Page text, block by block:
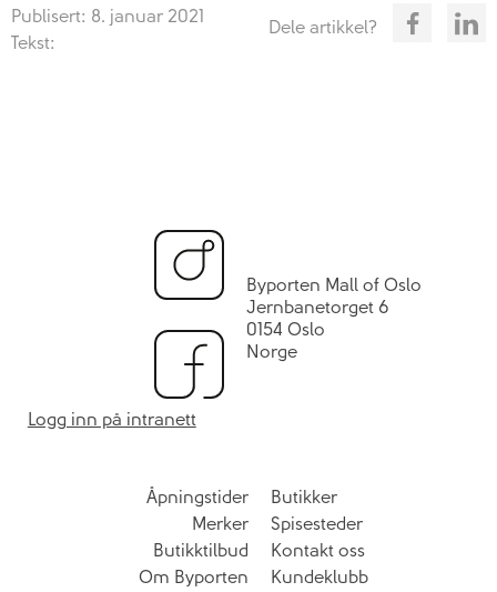
Publisert: 8. januar 2021
Tekst:
Dele artikkel?
Byporten Mall of Oslo
Jernbanetorget 6
0154 Oslo
Norge
Logg inn på intranett
Åpningstider
Butikker
Merker
Spisesteder
Butikktilbud
Kontakt oss
Om Byporten
Kundeklubb